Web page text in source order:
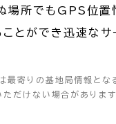
場所でもGPS位
とができ迅速な
寄りの基地局情報とな
だけない場合があります